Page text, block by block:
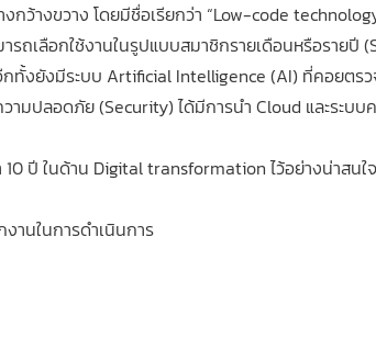
างขวาง โดยมีชื่อเรียกว่า “Low-code
ถเลือกใช้งานในรูปแบบสมาชิกรายเดือนหรือรายปี
กทั้งยังมีระบบ Artificial Intelligence (AI) ที่คอยตร
มปลอดภัย (Security) ได้มีการนำ Cloud และระบ
ปี ในด้าน Digital transformation ไว้อย่างน่าสนใ
านในการดำเนินการ